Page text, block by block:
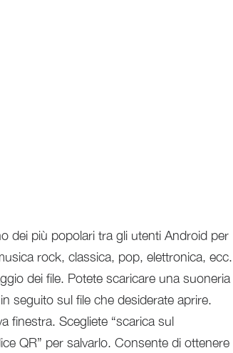
dei più popolari tra gli utenti Android per
rock, classica, pop, elettronica, ecc.
dei file. Potete scaricare una suoneria
seguito sul file che desiderate aprire.
finestra. Scegliete “scarica sul
QR” per salvarlo. Consente di ottenere